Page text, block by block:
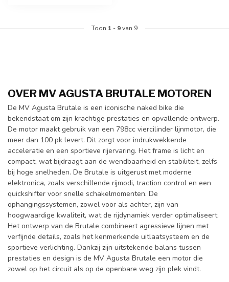
Toon 1 - 9van 9
OVER MV AGUSTA BRUTALE MOTOREN
De MV Agusta Brutale is een iconische naked bike die
bekendstaat om zijn krachtige prestaties en opvallende ontwerp.
De motor maakt gebruik van een 798cc viercilinder lijnmotor, die
meer dan 100 pk levert. Dit zorgt voor indrukwekkende
acceleratie en een sportieve rijervaring. Het frame is licht en
compact, wat bijdraagt aan de wendbaarheid en stabiliteit, zelfs
bij hoge snelheden. De Brutale is uitgerust met moderne
elektronica, zoals verschillende rijmodi, traction control en een
quickshifter voor snelle schakelmomenten. De
ophangingssystemen, zowel voor als achter, zijn van
hoogwaardige kwaliteit, wat de rijdynamiek verder optimaliseert.
Het ontwerp van de Brutale combineert agressieve lijnen met
verfijnde details, zoals het kenmerkende uitlaatsysteem en de
sportieve verlichting. Dankzij zijn uitstekende balans tussen
prestaties en design is de MV Agusta Brutale een motor die
zowel op het circuit als op de openbare weg zijn plek vindt.